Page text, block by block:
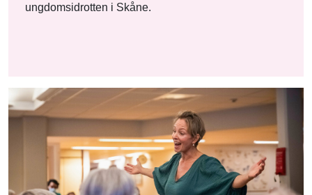
ungdomsidrotten i Skåne.